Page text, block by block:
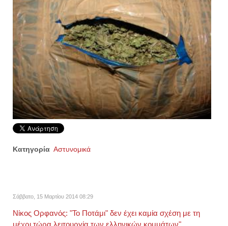
Κατηγορία Αστυνομικά
Σάββατο, 15 Μαρτίου 2014 08:29
Νίκος Ορφανός: "Το Ποτάμι" δεν έχει καμία σχέση με τη